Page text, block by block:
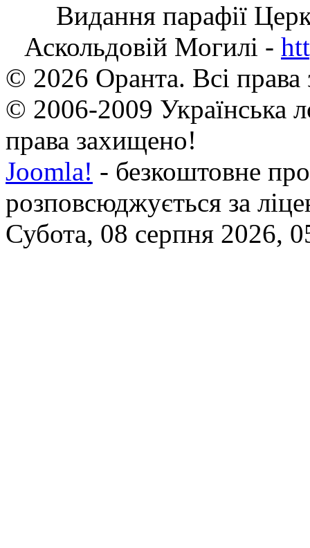
Видання парафії
Аскольдовій Могилі -
© 2026 Оранта. Всі
© 2006-2009 Українська
права захищено!
Joomla! - безкоштовне
розповсюджується за
Субота, 08 серпня 2026,